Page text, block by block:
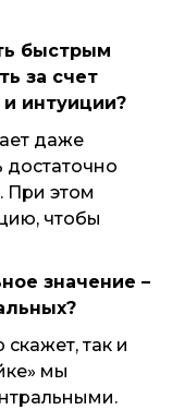
быстрым
за счет
интуиции?
даже
достаточно
При этом
чтобы
значение –
скажет, так и
мы